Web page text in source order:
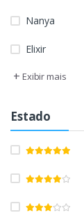
Nanya
Elixir
+ Exibir mais
Estado